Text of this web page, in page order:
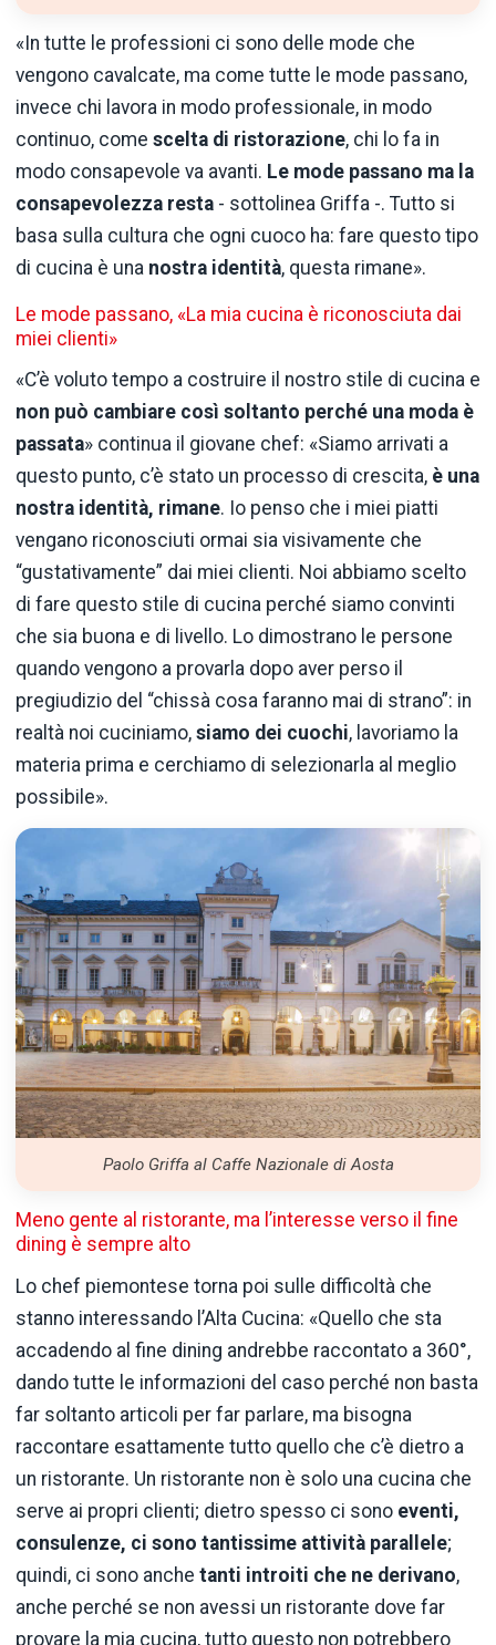
«In tutte le professioni ci sono delle mode che
vengono cavalcate, ma come tutte le mode passano,
invece chi lavora in modo professionale, in modo
continuo, come scelta di ristorazione, chi lo fa in
modo consapevole va avanti. Le mode passano ma la
consapevolezza resta - sottolinea Griffa -. Tutto si
basa sulla cultura che ogni cuoco ha: fare questo tipo
di cucina è una nostra identità, questa rimane».
Le mode passano, «La mia cucina è riconosciuta dai
miei clienti»
«C’è voluto tempo a costruire il nostro stile di cucina e
non può cambiare così soltanto perché una moda è
passata» continua il giovane chef: «Siamo arrivati a
questo punto, c’è stato un processo di crescita, è una
nostra identità, rimane. Io penso che i miei piatti
vengano riconosciuti ormai sia visivamente che
“gustativamente” dai miei clienti. Noi abbiamo scelto
di fare questo stile di cucina perché siamo convinti
che sia buona e di livello. Lo dimostrano le persone
quando vengono a provarla dopo aver perso il
pregiudizio del “chissà cosa faranno mai di strano”: in
realtà noi cuciniamo, siamo dei cuochi, lavoriamo la
materia prima e cerchiamo di selezionarla al meglio
possibile».
Paolo Griffa al Caffe Nazionale di Aosta
Meno gente al ristorante, ma l’interesse verso il fine
dining è sempre alto
Lo chef piemontese torna poi sulle difficoltà che
stanno interessando l’Alta Cucina: «Quello che sta
accadendo al fine dining andrebbe raccontato a 360°,
dando tutte le informazioni del caso perché non basta
far soltanto articoli per far parlare, ma bisogna
raccontare esattamente tutto quello che c’è dietro a
un ristorante. Un ristorante non è solo una cucina che
serve ai propri clienti; dietro spesso ci sono eventi,
consulenze, ci sono tantissime attività parallele;
quindi, ci sono anche tanti introiti che ne derivano,
anche perché se non avessi un ristorante dove far
provare la mia cucina, tutto questo non potrebbero